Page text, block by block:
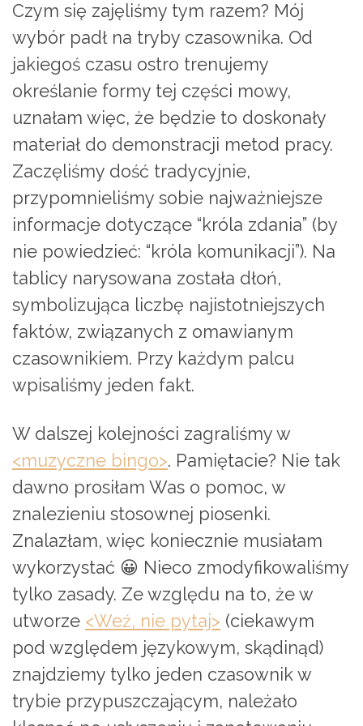
Czym się zajęliśmy tym razem? Mój
wybór padł na tryby czasownika. Od
jakiegoś czasu ostro trenujemy
określanie formy tej części mowy,
uznałam więc, że będzie to doskonały
materiał do demonstracji metod pracy.
Zaczęliśmy dość tradycyjnie,
przypomnieliśmy sobie najważniejsze
informacje dotyczące “króla zdania” (by
nie powiedzieć: “króla komunikacji”). Na
tablicy narysowana została dłoń,
symbolizująca liczbę najistotniejszych
faktów, związanych z omawianym
czasownikiem. Przy każdym palcu
wpisaliśmy jeden fakt.
W dalszej kolejności zagraliśmy w
<muzyczne bingo>. Pamiętacie? Nie tak
dawno prosiłam Was o pomoc, w
znalezieniu stosownej piosenki.
Znalazłam, więc koniecznie musiałam
wykorzystać 😀 Nieco zmodyfikowaliśmy
tylko zasady. Ze względu na to, że w
utworze <Weź, nie pytaj> (ciekawym
pod względem językowym, skądinąd)
znajdziemy tylko jeden czasownik w
trybie przypuszczającym, należało